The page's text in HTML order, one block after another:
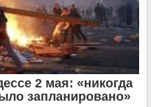
2 мая: «никогда
запланировано»